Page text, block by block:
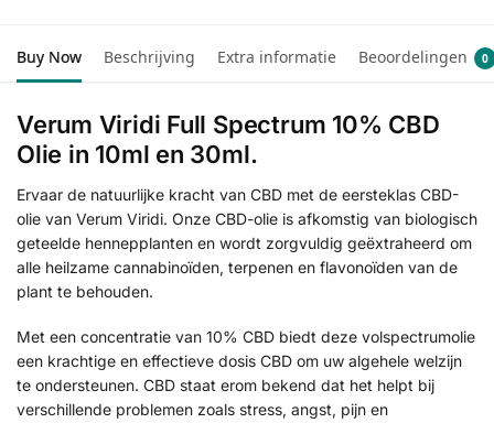
Buy Now Beschrijving Extra informatie Beoordelingen 0
Verum Viridi Full Spectrum 10% CBD
Olie in 10ml en 30ml.
Ervaar de natuurlijke kracht van CBD met de eersteklas CBD-
olie van Verum Viridi. Onze CBD-olie is afkomstig van biologisch
geteelde hennepplanten en wordt zorgvuldig geëxtraheerd om
alle heilzame cannabinoïden, terpenen en flavonoïden van de
plant te behouden.
Met een concentratie van 10% CBD biedt deze volspectrumolie
een krachtige en effectieve dosis CBD om uw algehele welzijn
te ondersteunen. CBD staat erom bekend dat het helpt bij
verschillende problemen zoals stress, angst, pijn en